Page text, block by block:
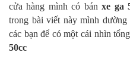
cửa hàng mình có bánxe ga
trong bài viết này mình
các bạn để có một cái nhìn
50cc